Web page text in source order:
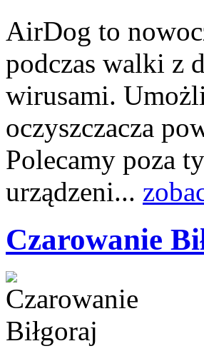
AirDog to
podczas walki z
wirusami.
oczyszczacza
Polecamy poza
urządzeni...
Czarowanie